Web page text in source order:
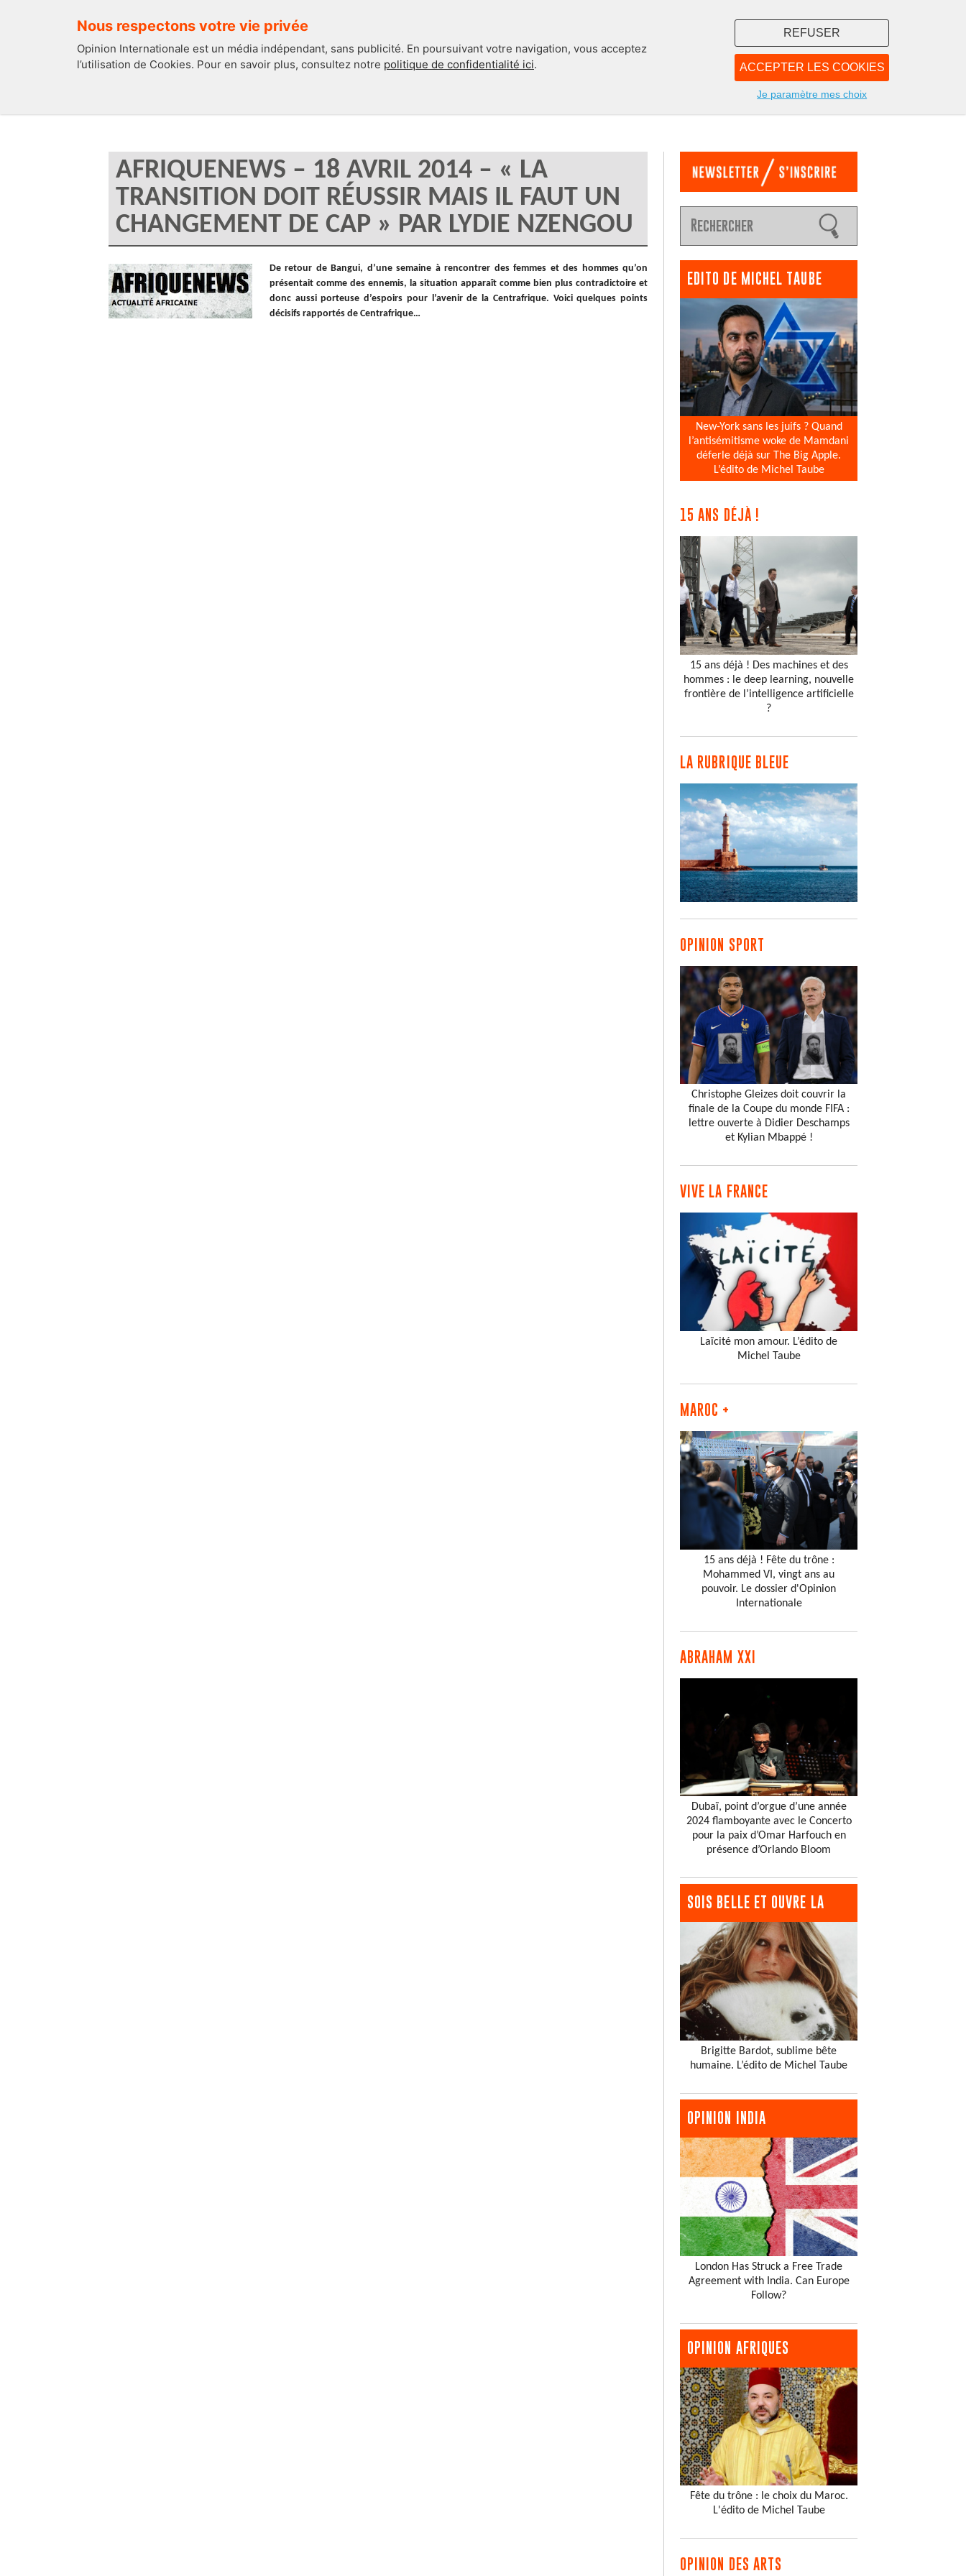
Nous respectons votre vie privée
Opinion Internationale est un média indépendant, sans publicité. En poursuivant votre navigation, vous acceptez
l’utilisation de Cookies. Pour en savoir plus, consultez notre politique de confidentialité ici. ACCEPTER LES COOKIES
REFUSER
Je paramètre mes choix
NOUS
AFRIQUENEWS – 18 AVRIL 2014 – « LA
TRANSITION DOIT RÉUSSIR MAIS IL FAUT UN
CHANGEMENT DE CAP » PAR LYDIE NZENGOU
De retour de Bangui, d’une semaine à rencontrer des femmes et des hommes qu’on
présentait comme des ennemis, la situation apparaît comme bien plus contradictoire et
donc aussi porteuse d’espoirs pour l’avenir de la Centrafrique. Voici quelques points
décisifs rapportés de Centrafrique…
EDITO DE MICHEL TAUBE
New-York sans les juifs ? Quand
l’antisémitisme woke de Mamdani
déferle déjà sur The Big Apple.
L’édito de Michel Taube
15 ANS DÉJÀ !
15 ans déjà ! Des machines et des
hommes : le deep learning, nouvelle
frontière de l’intelligence artificielle
?
LA RUBRIQUE BLEUE
OPINION SPORT
Christophe Gleizes doit couvrir la
finale de la Coupe du monde FIFA :
lettre ouverte à Didier Deschamps
et Kylian Mbappé !
VIVE LA FRANCE
Laïcité mon amour. L’édito de
Michel Taube
MAROC +
15 ans déjà ! Fête du trône :
Mohammed VI, vingt ans au
pouvoir. Le dossier d'Opinion
Internationale
ABRAHAM XXI
Dubaï, point d’orgue d’une année
2024 flamboyante avec le Concerto
pour la paix d’Omar Harfouch en
présence d’Orlando Bloom
SOIS BELLE ET OUVRE LA
Brigitte Bardot, sublime bête
humaine. L’édito de Michel Taube
OPINION INDIA
London Has Struck a Free Trade
Agreement with India. Can Europe
Follow?
OPINION AFRIQUES
Fête du trône : le choix du Maroc.
L'édito de Michel Taube
OPINION DES ARTS